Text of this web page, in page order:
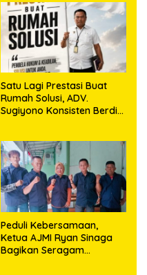
Satu Lagi Prestasi Buat
Rumah Solusi, ADV.
Sugiyono Konsisten Berdiri
Peduli Kebersamaan,
Ketua AJMI Ryan Sinaga
Bagikan Seragam